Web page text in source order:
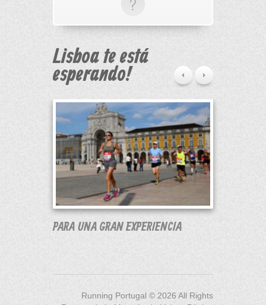
Lisboa te está
esperando!
PARA UNA GRAN EXPERIENCIA
Running Portugal © 2026 All Rights